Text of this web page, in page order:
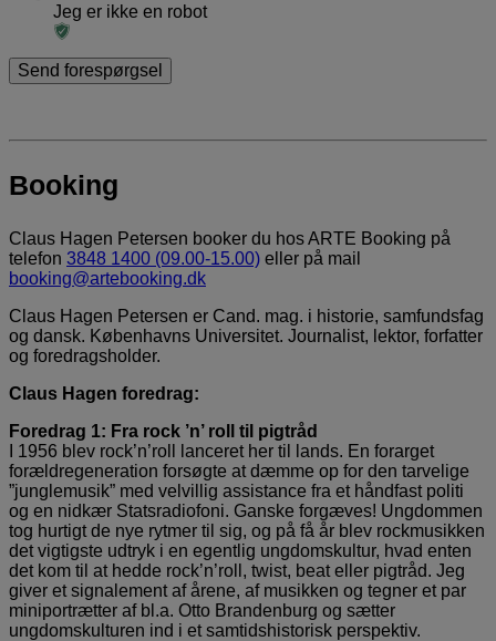
Jeg er ikke en robot
Booking
Claus Hagen Petersen booker du hos ARTE Booking på
telefon 3848 1400 (09.00-15.00) eller på mail
booking@artebooking.dk
Claus Hagen Petersen er Cand. mag. i historie, samfundsfag
og dansk. Københavns Universitet. Journalist, lektor, forfatter
og foredragsholder.
Claus Hagen foredrag:
Foredrag 1: Fra rock ’n’ roll til pigtråd
I 1956 blev rock’n’roll lanceret her til lands. En forarget
forældregeneration forsøgte at dæmme op for den tarvelige
”junglemusik” med velvillig assistance fra et håndfast politi
og en nidkær Statsradiofoni. Ganske forgæves! Ungdommen
tog hurtigt de nye rytmer til sig, og på få år blev rockmusikken
det vigtigste udtryk i en egentlig ungdomskultur, hvad enten
det kom til at hedde rock’n’roll, twist, beat eller pigtråd. Jeg
giver et signalement af årene, af musikken og tegner et par
miniportrætter af bl.a. Otto Brandenburg og sætter
ungdomskulturen ind i et samtidshistorisk perspektiv.